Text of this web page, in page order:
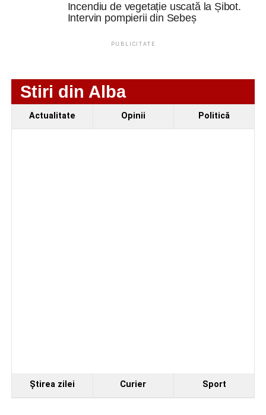
Incendiu de vegetație uscată la Șibot.
Intervin pompierii din Sebeș
PUBLICITATE
Stiri din Alba
Actualitate Opinii Politică
Ştirea zilei Curier Sport